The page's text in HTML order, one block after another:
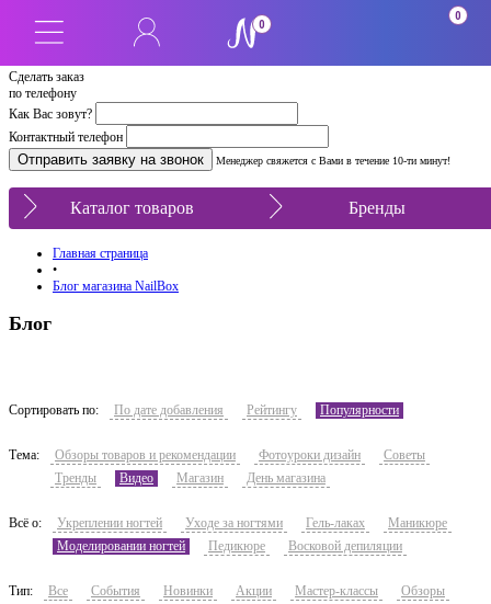
Сделать заказ
по телефону
Как Вас зовут?
Контактный телефон
Менеджер свяжется с Вами в течение 10-ти минут!
0
0
Каталог товаров Бренды
Главная страница
•
Блог магазина NailBox
Блог
Сортировать по: По дате добавления Рейтингу Популярности
Тема: Обзоры товаров и рекомендации Фотоуроки дизайн
Советы
Тренды
Видео Магазин День магазина
Всё о: Укреплении ногтей Уходе за ногтями Гель-лаках
Маникюре
Моделировании ногтей
Педикюре Восковой депиляции
Тип: Все События Новинки Акции Мастер-классы
Обзоры